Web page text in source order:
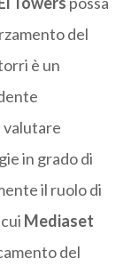
del
è un
valutare
in grado di
il ruolo di
Mediaset
del